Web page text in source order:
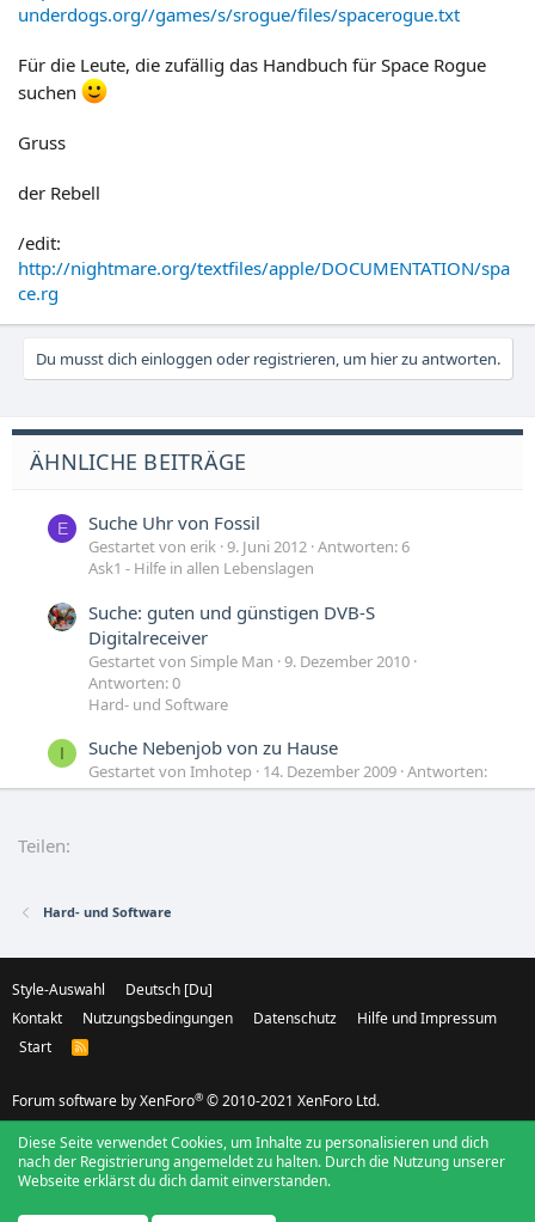
underdogs.org//games/s/srogue/files/spacerogue.txt
Für die Leute, die zufällig das Handbuch für Space Rogue
suchen
Gruss
der Rebell
/edit:
http://nightmare.org/textfiles/apple/DOCUMENTATION/spa
ce.rg
Du musst dich einloggen oder registrieren, um hier zu antworten.
ÄHNLICHE BEITRÄGE
E Suche Uhr von Fossil
Gestartet von erik 9. Juni 2012 Antworten: 6
Ask1 - Hilfe in allen Lebenslagen
Suche: guten und günstigen DVB-S
Digitalreceiver
Gestartet von Simple Man 9. Dezember 2010
Antworten: 0
Hard- und Software
I Suche Nebenjob von zu Hause
Gestartet von Imhotep 14. Dezember 2009 Antworten:
13
Antworten: 3
Ask1 - Hilfe in allen Lebenslagen
Teilen:
Hard- und Software
Style-Auswahl
Deutsch [Du]
Kontakt
Nutzungsbedingungen Datenschutz
Hilfe und Impressum
Start
R
S
Forum software by XenForo® © 2010-2021 XenForo Ltd.
Diese Seite verwendet Cookies, um Inhalte zu personalisieren und dich
nach der Registrierung angemeldet zu halten. Durch die Nutzung unserer
Webseite erklärst du dich damit einverstanden.